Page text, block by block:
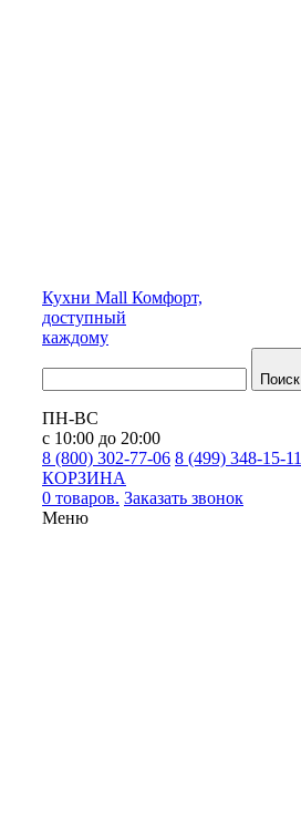
Кухни Mall Комфорт,
доступный
каждому
Поиск
ПН-ВС
с 10:00 до 20:00
8 (800) 302-77-06 8 (499) 348-15-11
КОРЗИНА
0 товаров. Заказать звонок
Меню